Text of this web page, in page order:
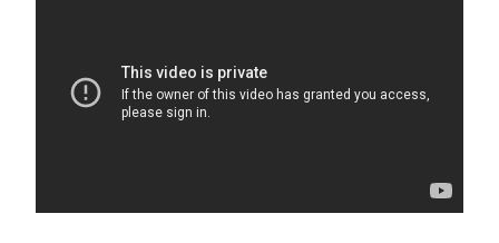
DRIVE Away
Μεταχειρισμένο